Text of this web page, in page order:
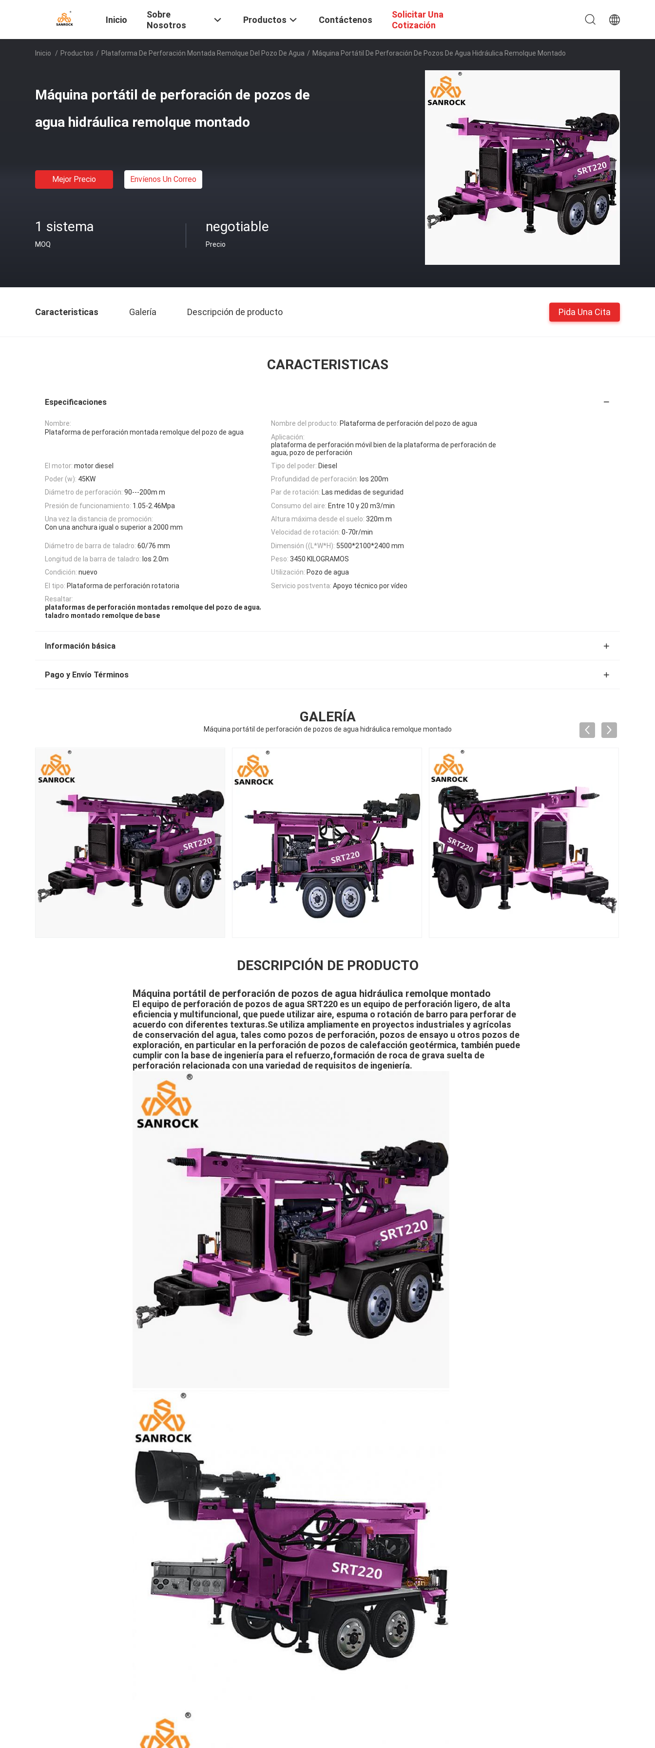
Inicio
Sobre
Nosotros
Productos Contáctenos
Solicitar Una
Cotización
Inicio / Productos / Plataforma De Perforación Montada Remolque Del Pozo De Agua / Máquina Portátil De Perforación De Pozos De Agua Hidráulica Remolque Montado
Máquina portátil de perforación de pozos de
agua hidráulica remolque montado
Mejor Precio Envíenos Un Correo
1 sistema
MOQ
negotiable
Precio
Caracteristicas Galería Descripción de producto Pida Una Cita
CARACTERISTICAS
Especificaciones
Nombre:
Plataforma de perforación montada remolque del pozo de agua
Nombre del producto: Plataforma de perforación del pozo de agua
Aplicación:
plataforma de perforación móvil bien de la plataforma de perforación de
agua, pozo de perforación
El motor: motor diesel Tipo del poder: Diesel
Poder (w): 45KW Profundidad de perforación: los 200m
Diámetro de perforación: 90---200m m Par de rotación: Las medidas de seguridad
Presión de funcionamiento: 1.05-2.46Mpa Consumo del aire: Entre 10 y 20 m3/min
Una vez la distancia de promoción:
Con una anchura igual o superior a 2000 mm
Altura máxima desde el suelo: 320m m
Velocidad de rotación: 0-70r/min
Diámetro de barra de taladro: 60/76 mm Dimensión ((L*W*H): 5500*2100*2400 mm
Longitud de la barra de taladro: los 2.0m Peso: 3450 KILOGRAMOS
Condición: nuevo Utilización: Pozo de agua
El tipo: Plataforma de perforación rotatoria Servicio postventa: Apoyo técnico por vídeo
Resaltar:
plataformas de perforación montadas remolque del pozo de agua,
taladro montado remolque de base
Información básica
Pago y Envío Términos
GALERÍA
Máquina portátil de perforación de pozos de agua hidráulica remolque montado
DESCRIPCIÓN DE PRODUCTO
Máquina portátil de perforación de pozos de agua hidráulica remolque montado
El equipo de perforación de pozos de agua SRT220 es un equipo de perforación ligero, de alta
eficiencia y multifuncional, que puede utilizar aire, espuma o rotación de barro para perforar de
acuerdo con diferentes texturas.Se utiliza ampliamente en proyectos industriales y agrícolas
de conservación del agua, tales como pozos de perforación, pozos de ensayo u otros pozos de
exploración, en particular en la perforación de pozos de calefacción geotérmica, también puede
cumplir con la base de ingeniería para el refuerzo,formación de roca de grava suelta de
perforación relacionada con una variedad de requisitos de ingeniería.